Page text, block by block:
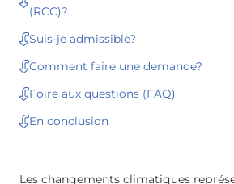
(RCC)?
Suis-je admissible?
Comment faire une demande?
Foire aux questions (FAQ)
En conclusion
Les changements climatiques